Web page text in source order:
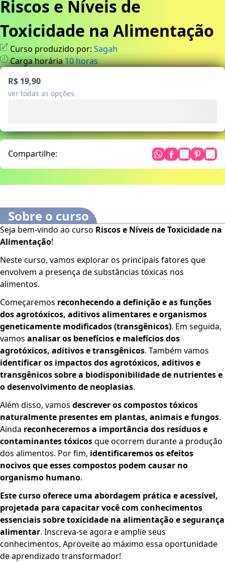
Riscos e Níveis de
Toxicidade na Alimentação
Curso produzido por: Sagah
Carga horária10horas
R$ 19,90
ver todas as opções
Compartilhe:
Sobre o curso
Seja bem-vindo ao curso Riscos e Níveis de Toxicidade na
Alimentação!
Neste curso, vamos explorar os principais fatores que
envolvem a presença de substâncias tóxicas nos
alimentos.
Começaremos reconhecendo a definição e as funções
dos agrotóxicos, aditivos alimentares e organismos
geneticamente modificados (transgênicos). Em seguida,
vamos analisar os benefícios e malefícios dos
agrotóxicos, aditivos e transgênicos. Também vamos
identificar os impactos dos agrotóxicos, aditivos e
transgênicos sobre a biodisponibilidade de nutrientes e
o desenvolvimento de neoplasias.
Além disso, vamos descrever os compostos tóxicos
naturalmente presentes em plantas, animais e fungos.
Ainda reconheceremos a importância dos resíduos e
contaminantes tóxicosque ocorrem durante a produção
dos alimentos. Por fim, identificaremos os efeitos
nocivos que esses compostos podem causar no
organismo humano.
Este curso oferece uma abordagem prática e acessível,
projetada para capacitar você com conhecimentos
essenciais sobre toxicidade na alimentação e segurança
alimentar. Inscreva-se agora e amplie seus
conhecimentos. Aproveite ao máximo essa oportunidade
de aprendizado transformador!